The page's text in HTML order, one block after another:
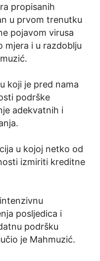
propisanih
u prvom trenutku
pojavom virusa
mjera i u razdoblju
koji je pred nama
podrške
adekvatnih i
u kojoj netko od
izmiriti kreditne
posljedica i
podršku
je Mahmuzić.